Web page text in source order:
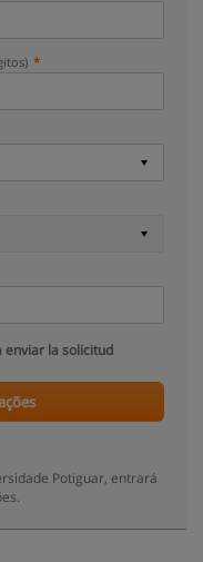
enviar la solicitud
Potiguar, entrará